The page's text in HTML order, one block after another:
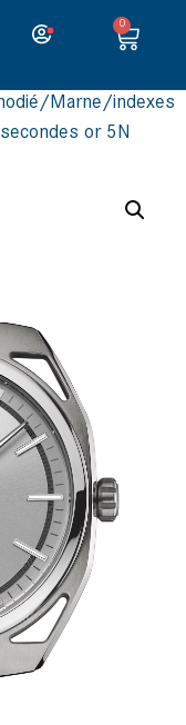
0
Marne/indexes
or 5N